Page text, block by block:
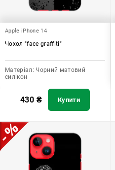
Apple iPhone 14
Чохол "face graffiti"
Матеріал: Чорний матовий
силікон
430 ₴ Купити